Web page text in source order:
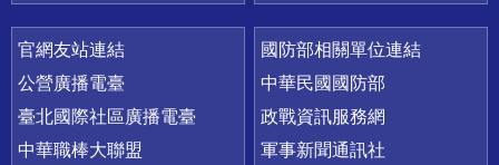
官網友站連結
公營廣播電臺
臺北國際社區廣播電臺
中華職棒大聯盟
國防部相關單位連結
中華民國國防部
政戰資訊服務網
軍事新聞通訊社